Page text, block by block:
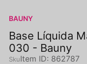
BAUNY
Base Líquida
030 - Bauny
Item ID: 862787